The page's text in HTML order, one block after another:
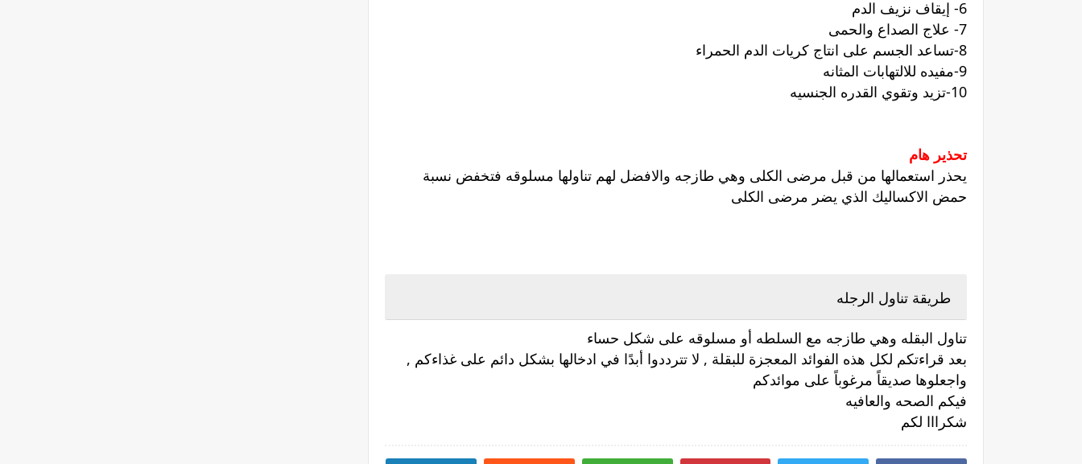
6- إيقاف نزيف الدم
7- علاج الصداع والحمى
8-تساعد الجسم على انتاج كريات الدم الحمراء
9-مفيده للالتهابات المثانه
10-تزيد وتقوي القدره الجنسيه
تحذير هام
يحذر استعمالها من قبل مرضى الكلى وهي طازجه والافضل لهم تناولها مسلوقه فتخفض نسبة
حمض الاكساليك الذي يضر مرضى الكلى
طريقة تناول الرجله
تناول البقله وهي طازجه مع السلطه أو مسلوقه على شكل حساء
بعد قراءتكم لكل هذه الفوائد المعجزة للبقلة , لا تترددوا أبدًا في ادخالها بشكل دائم على غذاءكم ,
واجعلوها صديقاً مرغوباً على موائدكم
فيكم الصحه والعافيه
شكرااا لكم